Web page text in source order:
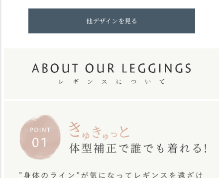
他デザインを見る